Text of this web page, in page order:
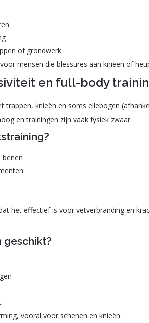
of grondwerk
mensen die blessures aan knieën of
en full-body
trappen, knieën en soms ellebogen
en trainingen zijn vaak fysiek zwaar.
benen
het effectief is voor vetverbranding en
geschikt?
vooral voor schenen en knieën.